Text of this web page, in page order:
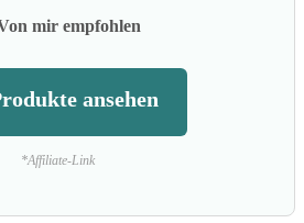
mir empfohlen
ansehen
*Affiliate-Link